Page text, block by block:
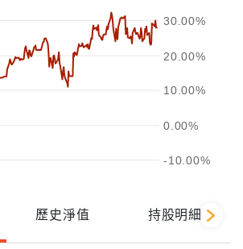
-10.00%
0.00%
10.00%
20.00%
30.00%
試算
歷史淨值 持股明細